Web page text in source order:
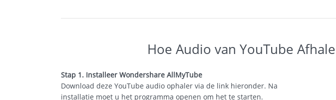
Hoe Audio van YouTube
Stap 1. Installeer Wondershare AllMyTube
Download deze YouTube audio ophaler via de link hieronder. Na
installatie moet u het programma openen om het te starten.